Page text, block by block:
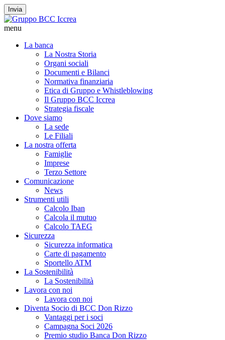
Invia
menu
La banca
La Nostra Storia
Organi sociali
Documenti e Bilanci
Normativa finanziaria
Etica di Gruppo e Whistleblowing
Il Gruppo BCC Iccrea
Strategia fiscale
Dove siamo
La sede
Le Filiali
La nostra offerta
Famiglie
Imprese
Terzo Settore
Comunicazione
News
Strumenti utili
Calcolo Iban
Calcola il mutuo
Calcolo TAEG
Sicurezza
Sicurezza informatica
Carte di pagamento
Sportello ATM
La Sostenibilità
La Sostenibilità
Lavora con noi
Lavora con noi
Diventa Socio di BCC Don Rizzo
Vantaggi per i soci
Campagna Soci 2026
Premio studio Banca Don Rizzo